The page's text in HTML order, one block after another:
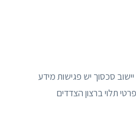
סכסוך יש פגישות מידע
תלוי ברצון הצדדים